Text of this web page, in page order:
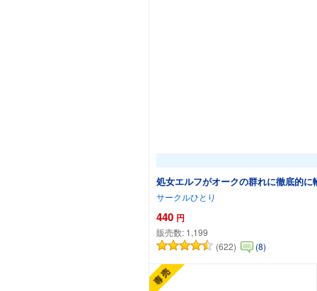
処女エルフがオークの群れに徹底的
サークルひとり
440 円
販売数: 1,199
(622)
(8)